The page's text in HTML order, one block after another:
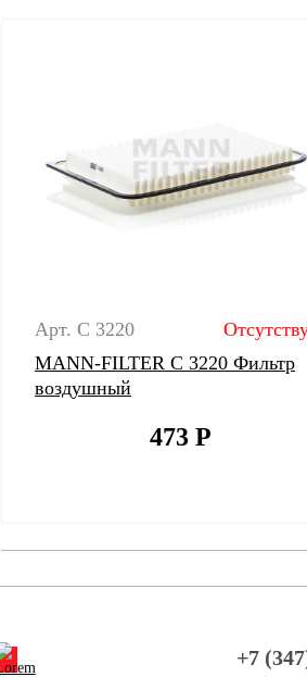
Арт. C 3220
MANN-FILTER C 3220 Фильтр
воздушный
473 Р
+7